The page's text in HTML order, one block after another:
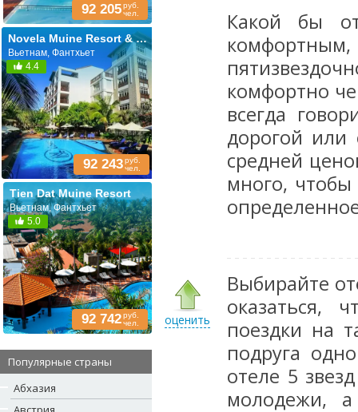
92 205руб.
чел.
Novela Muine Resort & Spa
Вьетнам, Фантхьет
4.4
92 243руб.
чел.
Tien Dat Muine Resort
Вьетнам, Фантхьет
5.0
92 742руб.
чел.
Популярные страны
Абхазия
Какой бы
комфортно
всегда
дорогой
средней
много,
оценить
Выбирайте
оказаться,
поездки на
подруга
отеле 5
молодежи,